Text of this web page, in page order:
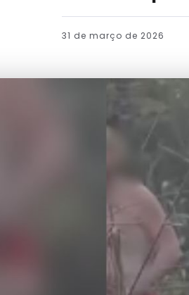
31 de março de 2026